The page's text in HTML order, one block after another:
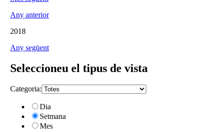
Any anterior
2018
Any següent
Seleccioneu el tipus de vista
Categoria:
Dia
Setmana
Mes